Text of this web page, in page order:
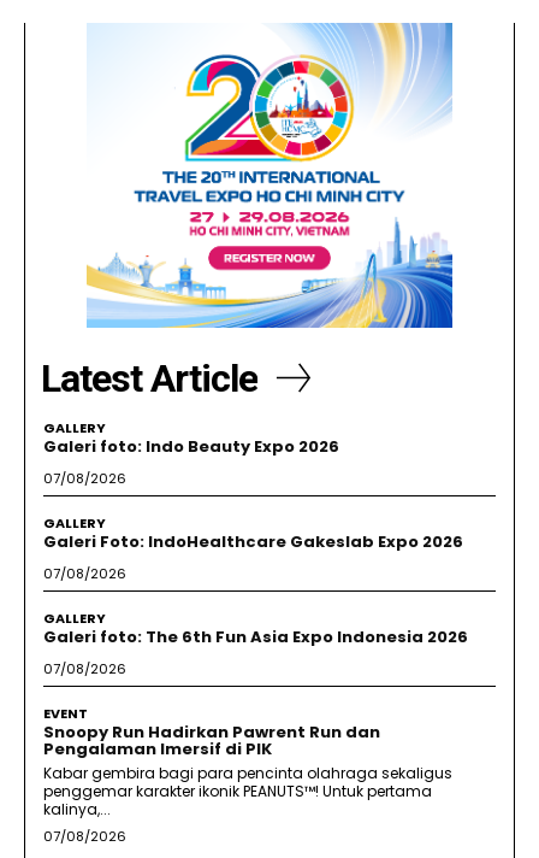
Latest Article
GALLERY
Galeri foto: Indo Beauty Expo 2026
07/08/2026
GALLERY
Galeri Foto: IndoHealthcare Gakeslab Expo 2026
07/08/2026
GALLERY
Galeri foto: The 6th Fun Asia Expo Indonesia 2026
07/08/2026
EVENT
Snoopy Run Hadirkan Pawrent Run dan
Pengalaman Imersif di PIK
Kabar gembira bagi para pencinta olahraga sekaligus
penggemar karakter ikonik PEANUTS™! Untuk pertama
kalinya,...
07/08/2026